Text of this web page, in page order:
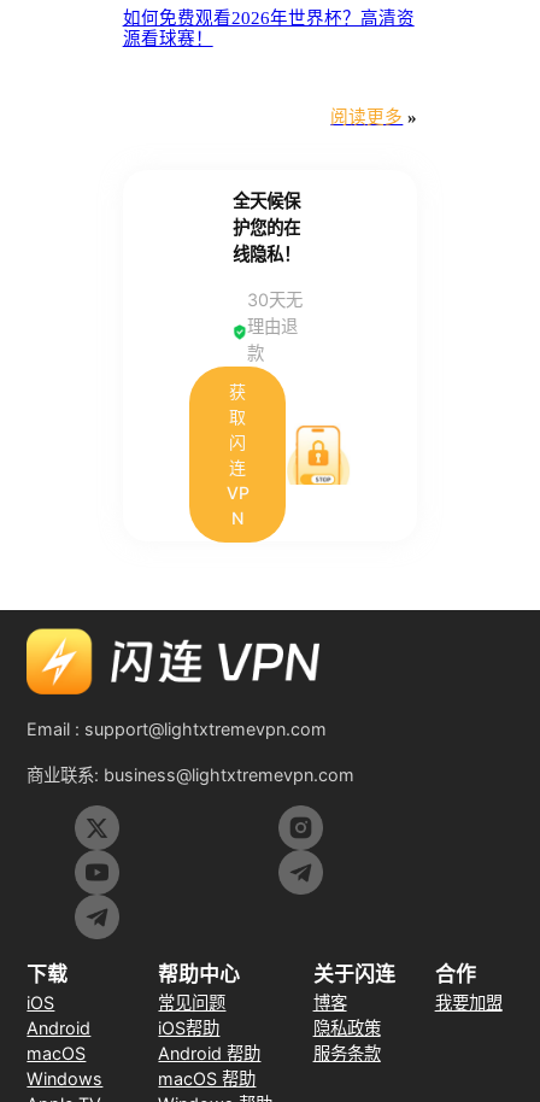
如何免费观看2026年世界杯？高清资
源看球赛！
阅读更多 »
全天候保
护您的在
线隐私！
30天无
理由退
款
获
取
闪
连
VP
N
Email : support@lightxtremevpn.com
商业联系: business@lightxtremevpn.com
下载
iOS
Android
macOS
Windows
帮助中心
常见问题
iOS帮助
Android 帮助
macOS 帮助
关于闪连
博客
隐私政策
服务条款
合作
我要加盟